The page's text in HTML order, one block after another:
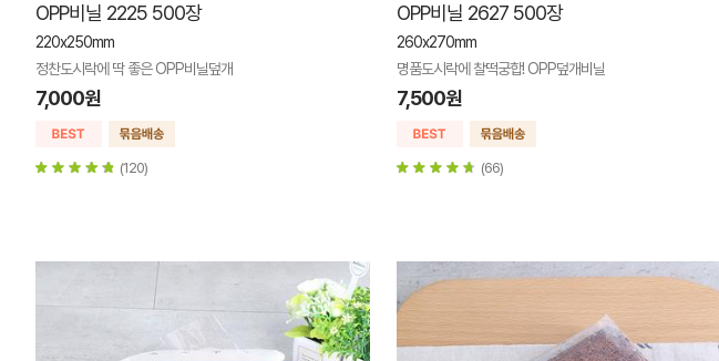
OPP비닐 2225 500장
220x250mm
정찬도시락에 딱 좋은 OPP비닐덮개
7,000원
(120)
OPP비닐 2627 500장
260x270mm
명품도시락에 찰떡궁합! OPP덮개비닐
7,500원
(66)